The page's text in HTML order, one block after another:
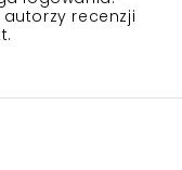
recenzji